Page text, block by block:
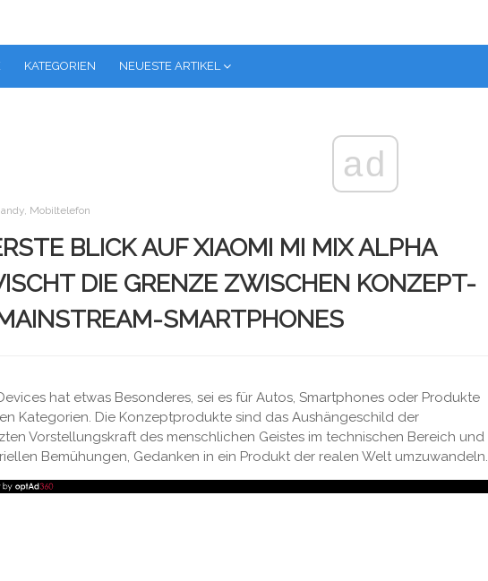
KATEGORIEN NEUESTE ARTIKEL
ad
Mobiltelefon
BLICK AUF XIAOMI MI MIX ALPHA
DIE GRENZE ZWISCHEN KONZEPT-
SMARTPHONES
hat etwas Besonderes, sei es für Autos, Smartphones oder Produkte
Kategorien. Die Konzeptprodukte sind das Aushängeschild der
Vorstellungskraft des menschlichen Geistes im technischen Bereich und
Bemühungen, Gedanken in ein Produkt der realen Welt umzuwandeln.